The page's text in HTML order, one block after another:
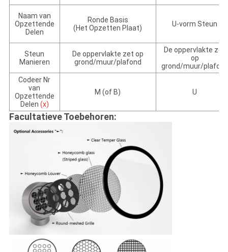
Naam van
Opzettende
Delen
Ronde Basis
(Het Opzetten Plaat)
U-vorm Steun
Steun
Manieren
De oppervlakte zet op
grond/muur/plafond
De oppervlakte zet
op
grond/muur/plafond
Codeer Nr
van
Opzettende
Delen (x)
M (of B) U
Facultatieve Toebehoren: